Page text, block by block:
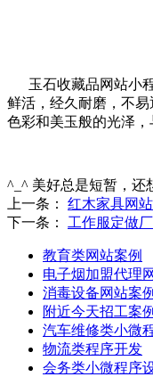
玉石收藏品网站小程
鲜活，经久耐磨，不
色彩和美玉般的光泽
^_^ 美好总是短暂，还
上一条： 红木家具网
下一条： 工作服定做
教育类网站案例
电子烟加盟代理
消毒设备网站案例
附近今天招工案例
汽车维修类小微
物流类程序开发
会务类小微程序